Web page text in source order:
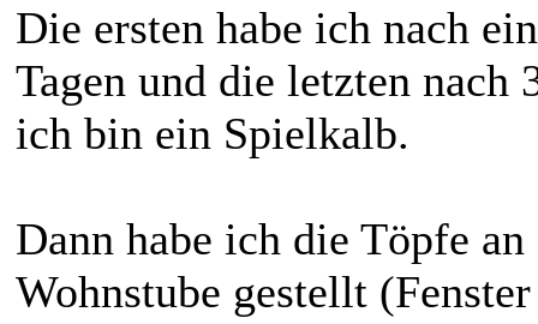
Die ersten habe ich nach
Tagen und die letzten nach
ich bin ein Spielkalb.
Dann habe ich die Töpfe
Wohnstube gestellt